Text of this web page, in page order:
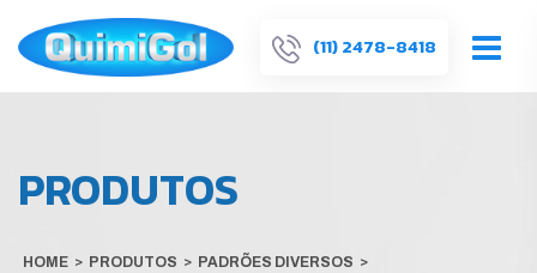
(11) 2478-8418
PRODUTOS
HOME > PRODUTOS > PADRÕES DIVERSOS >